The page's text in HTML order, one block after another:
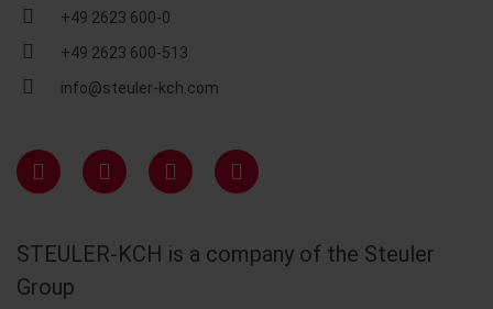
+49 2623 600-0
+49 2623 600-513
info@steuler-kch.com
STEULER-KCH is a company of the Steuler
Group